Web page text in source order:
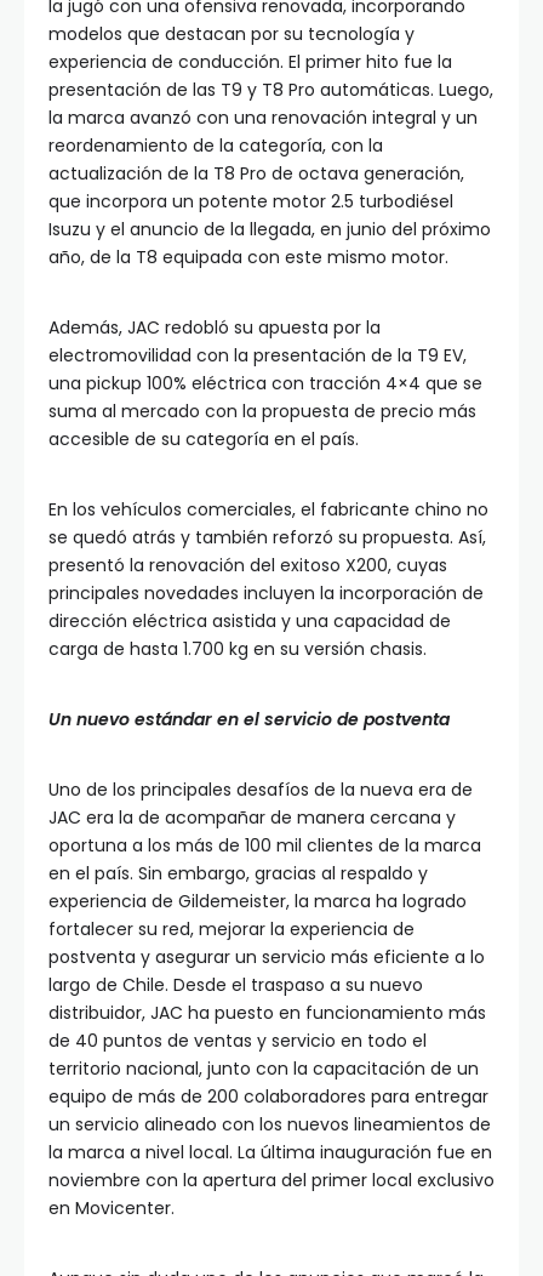
la jugó con una ofensiva renovada, incorporando
modelos que destacan por su tecnología y
experiencia de conducción. El primer hito fue la
presentación de las T9 y T8 Pro automáticas. Luego,
la marca avanzó con una renovación integral y un
reordenamiento de la categoría, con la
actualización de la T8 Pro de octava generación,
que incorpora un potente motor 2.5 turbodiésel
Isuzu y el anuncio de la llegada, en junio del próximo
año, de la T8 equipada con este mismo motor.
Además, JAC redobló su apuesta por la
electromovilidad con la presentación de la T9 EV,
una pickup 100% eléctrica con tracción 4×4 que se
suma al mercado con la propuesta de precio más
accesible de su categoría en el país.
En los vehículos comerciales, el fabricante chino no
se quedó atrás y también reforzó su propuesta. Así,
presentó la renovación del exitoso X200, cuyas
principales novedades incluyen la incorporación de
dirección eléctrica asistida y una capacidad de
carga de hasta 1.700 kg en su versión chasis.
Un nuevo estándar en el servicio de postventa
Uno de los principales desafíos de la nueva era de
JAC era la de acompañar de manera cercana y
oportuna a los más de 100 mil clientes de la marca
en el país. Sin embargo, gracias al respaldo y
experiencia de Gildemeister, la marca ha logrado
fortalecer su red, mejorar la experiencia de
postventa y asegurar un servicio más eficiente a lo
largo de Chile. Desde el traspaso a su nuevo
distribuidor, JAC ha puesto en funcionamiento más
de 40 puntos de ventas y servicio en todo el
territorio nacional, junto con la capacitación de un
equipo de más de 200 colaboradores para entregar
un servicio alineado con los nuevos lineamientos de
la marca a nivel local. La última inauguración fue en
noviembre con la apertura del primer local exclusivo
en Movicenter.